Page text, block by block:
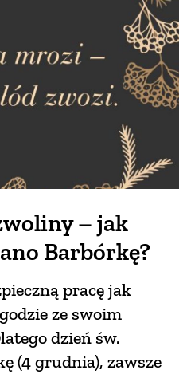
– jak
Barbórkę?
pracę jak
ze swoim
dzień św.
(4 grudnia), zawsze
DOM
W DOMU
OGRODU